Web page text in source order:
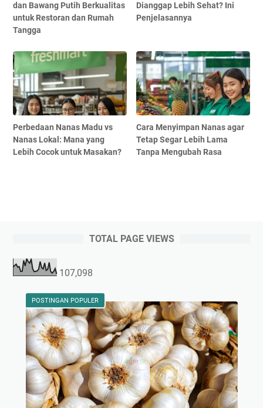
dan Bawang Putih Berkualitas
untuk Restoran dan Rumah
Tangga
Dianggap Lebih Sehat? Ini
Penjelasannya
Perbedaan Nanas Madu vs
Nanas Lokal: Mana yang
Lebih Cocok untuk Masakan?
Cara Menyimpan Nanas agar
Tetap Segar Lebih Lama
Tanpa Mengubah Rasa
TOTAL PAGE VIEWS
107,098
POSTINGAN POPULER